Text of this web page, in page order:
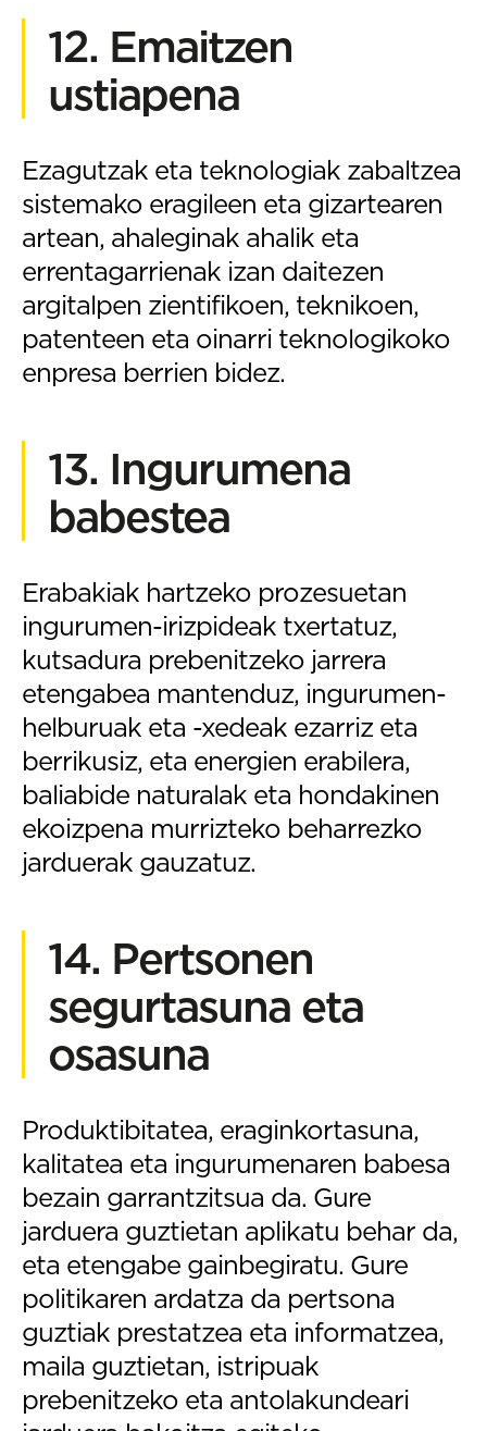
12. Emaitzen
ustiapena
Ezagutzak eta teknologiak zabaltzea
sistemako eragileen eta gizartearen
artean, ahaleginak ahalik eta
errentagarrienak izan daitezen
argitalpen zientifikoen, teknikoen,
patenteen eta oinarri teknologikoko
enpresa berrien bidez.
13. Ingurumena
babestea
Erabakiak hartzeko prozesuetan
ingurumen-irizpideak txertatuz,
kutsadura prebenitzeko jarrera
etengabea mantenduz, ingurumen-
helburuak eta -xedeak ezarriz eta
berrikusiz, eta energien erabilera,
baliabide naturalak eta hondakinen
ekoizpena murrizteko beharrezko
jarduerak gauzatuz.
14. Pertsonen
segurtasuna eta
osasuna
Produktibitatea, eraginkortasuna,
kalitatea eta ingurumenaren babesa
bezain garrantzitsua da. Gure
jarduera guztietan aplikatu behar da,
eta etengabe gainbegiratu. Gure
politikaren ardatza da pertsona
guztiak prestatzea eta informatzea,
maila guztietan, istripuak
prebenitzeko eta antolakundeari